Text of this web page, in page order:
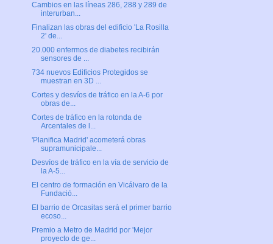
Cambios en las líneas 286, 288 y 289 de
interurban...
Finalizan las obras del edificio 'La Rosilla
2' de...
20.000 enfermos de diabetes recibirán
sensores de ...
734 nuevos Edificios Protegidos se
muestran en 3D ...
Cortes y desvíos de tráfico en la A-6 por
obras de...
Cortes de tráfico en la rotonda de
Arcentales de l...
'Planifica Madrid' acometerá obras
supramunicipale...
Desvíos de tráfico en la vía de servicio de
la A-5...
El centro de formación en Vicálvaro de la
Fundació...
El barrio de Orcasitas será el primer barrio
ecoso...
Premio a Metro de Madrid por 'Mejor
proyecto de ge...